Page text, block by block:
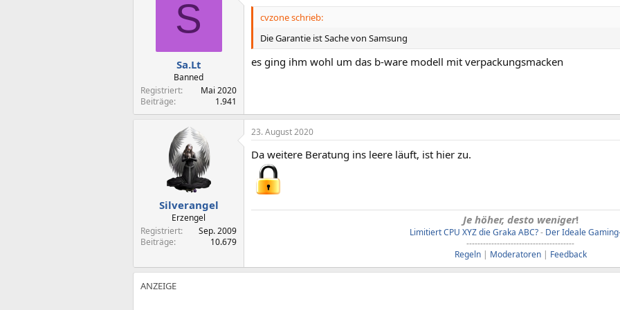
S
Sa.Lt
Banned
Registriert
Mai 2020
Beiträge
1.941
cvzone schrieb:
Die Garantie ist Sache von Samsung
es ging ihm wohl um das b-ware modell mit verpackungsmacken
Silverangel
Erzengel
Registriert
Sep. 2009
Beiträge
10.679
23. August 2020
Da weitere Beratung ins leere läuft, ist hier zu.
Je höher, desto weniger!
Limitiert CPU XYZ die Graka ABC?- Der Ideale
---------------------------------------
Regeln| Moderatoren| Feedback